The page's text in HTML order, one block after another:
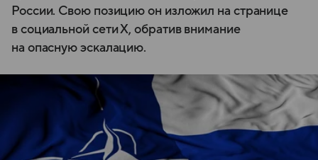
России. Свою позицию он изложил на странице
в социальной сети Х, обратив внимание
на опасную эскалацию.